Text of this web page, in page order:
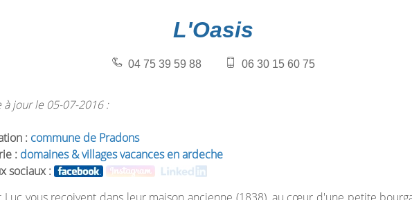
L'Oasis
04 75 39 59 88 06 30 15 60 75
à jour le 05-07-2016 :
: commune de Pradons
: domaines & villages vacances en ardeche
sociaux :